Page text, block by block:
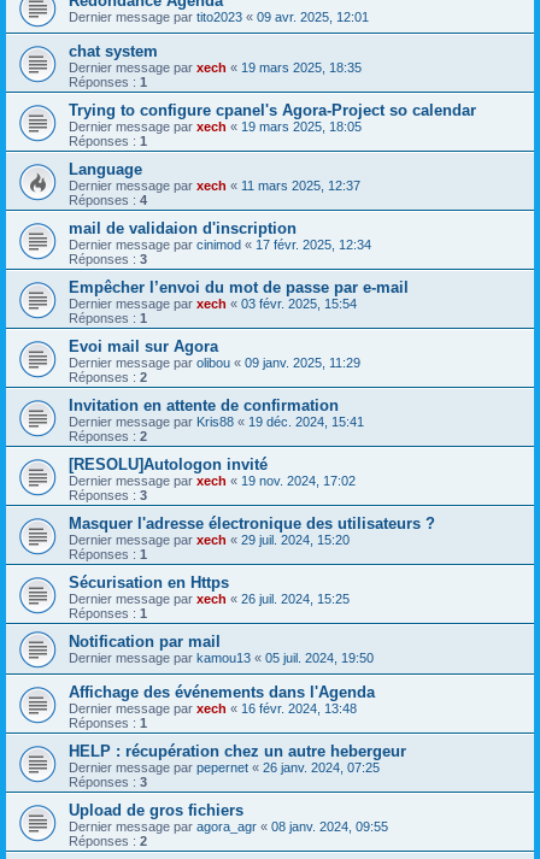
Dernier message par tito2023 « 09 avr. 2025, 12:01
chat system
Dernier message par xech « 19 mars 2025, 18:35
Réponses : 1
Trying to configure cpanel's Agora-Project so calendar
Dernier message par xech « 19 mars 2025, 18:05
Réponses : 1
Language
Dernier message par xech « 11 mars 2025, 12:37
Réponses : 4
mail de validaion d'inscription
Dernier message par cinimod « 17 févr. 2025, 12:34
Réponses : 3
Empêcher l’envoi du mot de passe par e-mail
Dernier message par xech « 03 févr. 2025, 15:54
Réponses : 1
Evoi mail sur Agora
Dernier message par olibou « 09 janv. 2025, 11:29
Réponses : 2
Invitation en attente de confirmation
Dernier message par Kris88 « 19 déc. 2024, 15:41
Réponses : 2
[RESOLU]Autologon invité
Dernier message par xech « 19 nov. 2024, 17:02
Réponses : 3
Masquer l'adresse électronique des utilisateurs ?
Dernier message par xech « 29 juil. 2024, 15:20
Réponses : 1
Sécurisation en Https
Dernier message par xech « 26 juil. 2024, 15:25
Réponses : 1
Notification par mail
Dernier message par kamou13 « 05 juil. 2024, 19:50
Affichage des événements dans l'Agenda
Dernier message par xech « 16 févr. 2024, 13:48
Réponses : 1
HELP : récupération chez un autre hebergeur
Dernier message par pepernet « 26 janv. 2024, 07:25
Réponses : 3
Upload de gros fichiers
Dernier message par agora_agr « 08 janv. 2024, 09:55
Réponses : 2